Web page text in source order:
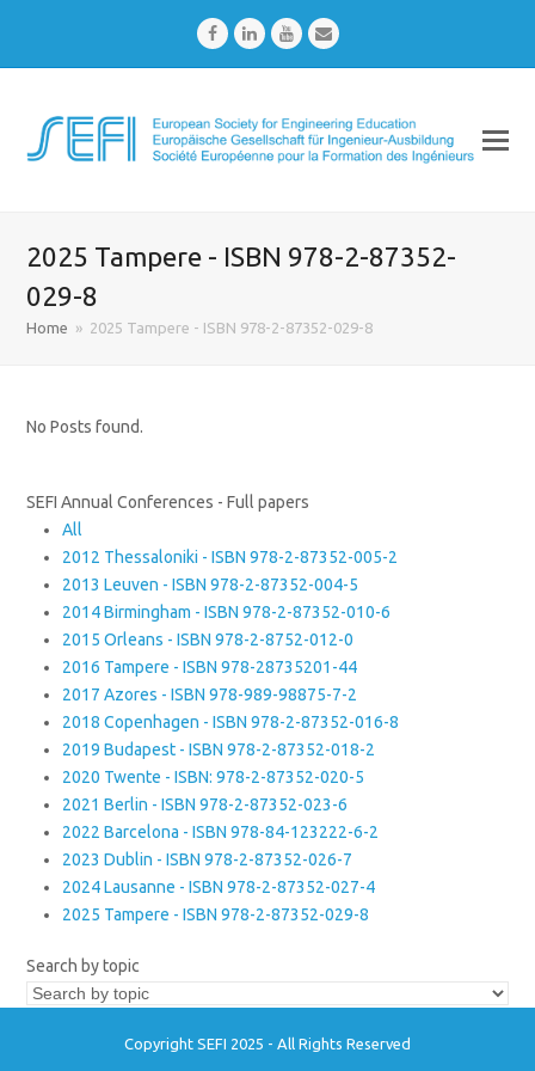
FacebookLinkedInYoutubeEmail
2025 Tampere - ISBN 978-2-87352-
029-8
Home » 2025 Tampere - ISBN 978-2-87352-029-8
No Posts found.
SEFI Annual Conferences - Full papers
All
2012 Thessaloniki - ISBN 978-2-87352-005-2
2013 Leuven - ISBN 978-2-87352-004-5
2014 Birmingham - ISBN 978-2-87352-010-6
2015 Orleans - ISBN 978-2-8752-012-0
2016 Tampere - ISBN 978-28735201-44
2017 Azores - ISBN 978-989-98875-7-2
2018 Copenhagen - ISBN 978-2-87352-016-8
2019 Budapest - ISBN 978-2-87352-018-2
2020 Twente - ISBN: 978-2-87352-020-5
2021 Berlin - ISBN 978-2-87352-023-6
2022 Barcelona - ISBN 978-84-123222-6-2
2023 Dublin - ISBN 978-2-87352-026-7
2024 Lausanne - ISBN 978-2-87352-027-4
2025 Tampere - ISBN 978-2-87352-029-8
Search by topic
Copyright SEFI 2025 - All Rights Reserved